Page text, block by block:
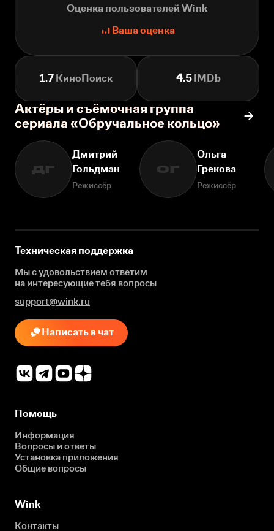
Оценка пользователей Wink
Ваша оценка
1.7 КиноПоиск 4.5IMDb
Актёры и съёмочная группа
сериала «Обручальное кольцо»
ДГ
Дмитрий
Гольдман
Режиссёр
ОГ
Ольга
Грекова
Режиссёр
Техническая поддержка
Мы с удовольствием ответим
на интересующиетебя вопросы
support@wink.ru
Написать в чат
Помощь
Информация
Вопросы и ответы
Установка приложения
Общие вопросы
Wink
Контакты